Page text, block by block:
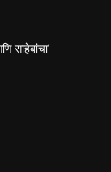
साहेबांचा’